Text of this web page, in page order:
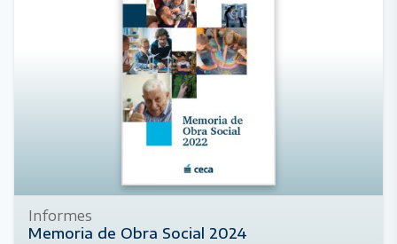
Informes
Memoria de Obra Social 2024